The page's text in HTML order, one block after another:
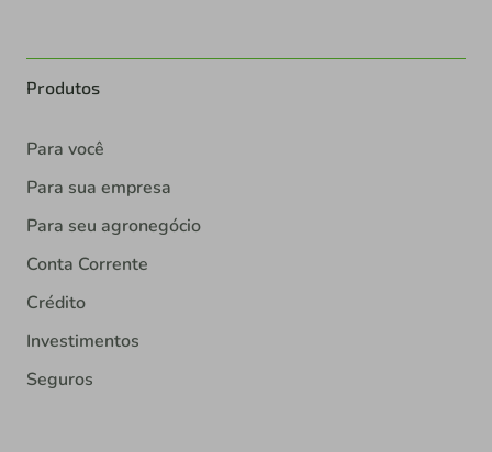
Produtos
Para você
Para sua empresa
Para seu agronegócio
Conta Corrente
Crédito
Investimentos
Seguros